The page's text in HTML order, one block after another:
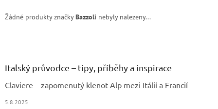
Žádné produkty značkyBazzoli nebyly nalezeny...
Italský průvodce – tipy, příběhy a inspirace
Claviere – zapomenutý klenot Alp mezi Itálií a Francií
5.8.2025